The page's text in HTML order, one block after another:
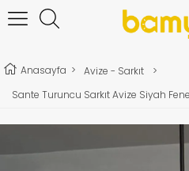
Anasayfa > Avize - Sarkıt
>
Sante Turuncu Sarkıt Avize Siyah